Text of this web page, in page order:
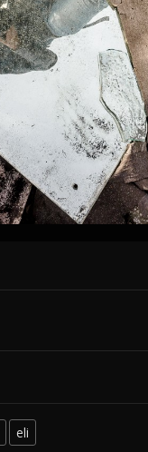
eli